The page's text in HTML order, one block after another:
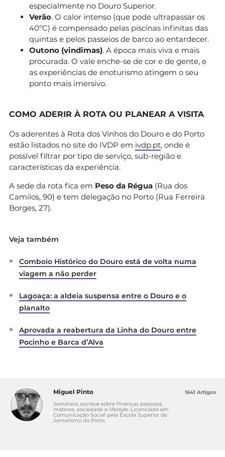
especialmente no Douro Superior.
Verão. O calor intenso (que pode ultrapassar os
40ºC) é compensado pelas piscinas infinitas das
quintas e pelos passeios de barco ao entardecer.
Outono (vindimas). A época mais viva e mais
procurada. O vale enche-se de cor e de gente, e
as experiências de enoturismo atingem o seu
ponto mais imersivo.
COMO ADERIR À ROTA OU PLANEAR A VISITA
Os aderentes à Rota dos Vinhos do Douro e do Porto
estão listados no site do IVDP em ivdp.pt, onde é
possível filtrar por tipo de serviço, sub-região e
características da experiência.
A sede da rota fica em Peso da Régua (Rua dos
Camilos, 90) e tem delegação no Porto (Rua Ferreira
Borges, 27).
Veja também
Comboio Histórico do Douro está de volta numa
viagem a não perder
Lagoaça: a aldeia suspensa entre o Douro e o
planalto
Aprovada a reabertura da Linha do Douro entre
Pocinho e Barca d’Alva
Miguel Pinto
Jornalista, escreve sobre finanças pessoais,
motores, sociedade e lifestyle. Licenciado em
Comunicação Social pela Escola Superior de
Jornalismo do Porto.
1641 Artigos